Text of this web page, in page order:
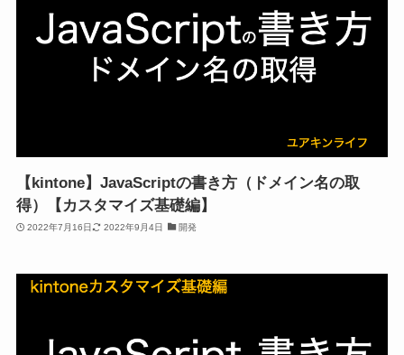
【kintone】JavaScriptの書き方（ドメイン名の取
得）【カスタマイズ基礎編】
2022年7月16日 2022年9月4日 開発